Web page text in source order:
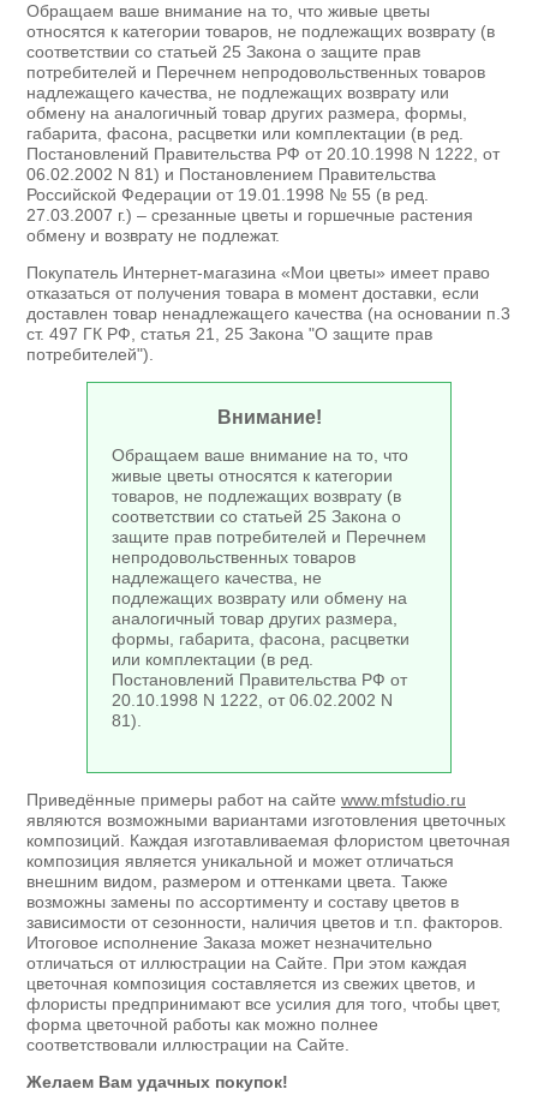
Обращаем ваше внимание на то, что живые цветы
относятся к категории товаров, не подлежащих возврату (в
соответствии со статьей 25 Закона о защите прав
потребителей и Перечнем непродовольственных товаров
надлежащего качества, не подлежащих возврату или
обмену на аналогичный товар других размера, формы,
габарита, фасона, расцветки или комплектации (в ред.
Постановлений Правительства РФ от 20.10.1998 N 1222, от
06.02.2002 N 81) и Постановлением Правительства
Российской Федерации от 19.01.1998 № 55 (в ред.
27.03.2007 г.) – срезанные цветы и горшечные растения
обмену и возврату не подлежат.
Покупатель Интернет-магазина «Мои цветы» имеет право
отказаться от получения товара в момент доставки, если
доставлен товар ненадлежащего качества (на основании п.3
ст. 497 ГК РФ, статья 21, 25 Закона "О защите прав
потребителей").
Внимание!
Обращаем ваше внимание на то, что
живые цветы относятся к категории
товаров, не подлежащих возврату (в
соответствии со статьей 25 Закона о
защите прав потребителей и Перечнем
непродовольственных товаров
надлежащего качества, не
подлежащих возврату или обмену на
аналогичный товар других размера,
формы, габарита, фасона, расцветки
или комплектации (в ред.
Постановлений Правительства РФ от
20.10.1998 N 1222, от 06.02.2002 N
81).
Приведённые примеры работ на сайте www.mfstudio.ru
являются возможными вариантами изготовления цветочных
композиций. Каждая изготавливаемая флористом цветочная
композиция является уникальной и может отличаться
внешним видом, размером и оттенками цвета. Также
возможны замены по ассортименту и составу цветов в
зависимости от сезонности, наличия цветов и т.п. факторов.
Итоговое исполнение Заказа может незначительно
отличаться от иллюстрации на Сайте. При этом каждая
цветочная композиция составляется из свежих цветов, и
флористы предпринимают все усилия для того, чтобы цвет,
форма цветочной работы как можно полнее
соответствовали иллюстрации на Сайте.
Желаем Вам удачных покупок!